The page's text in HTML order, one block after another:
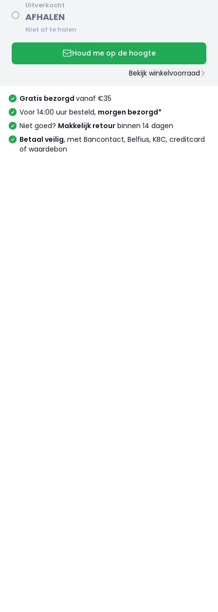
uitverkocht
AFHALEN
Niet af te halen
Houd me op de hoogte
Bekijk winkelvoorraad
Gratis bezorgd vanaf €35
Voor 14:00 uur besteld, morgen bezorgd*
Niet goed? Makkelijk retour binnen 14 dagen
Betaal veilig, met Bancontact, Belfius, KBC, creditcard
of waardebon